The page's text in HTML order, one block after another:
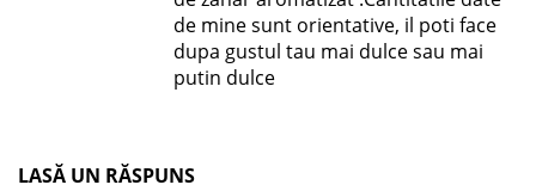
de mine sunt orientative, il poti face
dupa gustul tau mai dulce sau mai
putin dulce
LASĂ UN RĂSPUNS